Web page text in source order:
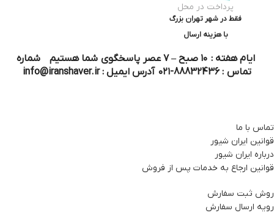
پرداخت در محل
فقط در شهر تهران بزرگ
با هزینه ارسال
ایام هفته : ۱۰ صبح – ۷ عصر پاسخگوی شما هستیم شماره
تماس : 88832436-۰۲۱ آدرس ایمیل : info@iranshaver.ir
تماس با ما
قوانین ایران شیور
درباره ایران شیور
قوانین ارجاع به خدمات پس از فروش
روش ثبت سفارش
رویه ارسال سفارش